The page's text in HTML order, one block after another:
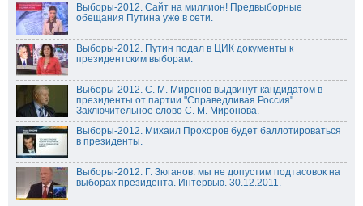
Выборы-2012. Сайт на миллион! Предвыборные
обещания Путина уже в сети.
Выборы-2012. Путин подал в ЦИК документы к
президентским выборам.
Выборы-2012. С. М. Миронов выдвинут кандидатом в
президенты от партии "Справедливая Россия".
Заключительное слово С. М. Миронова.
Выборы-2012. Михаил Прохоров будет баллотироваться
в президенты.
Выборы-2012. Г. Зюганов: мы не допустим подтасовок на
выборах президента. Интервью. 30.12.2011.